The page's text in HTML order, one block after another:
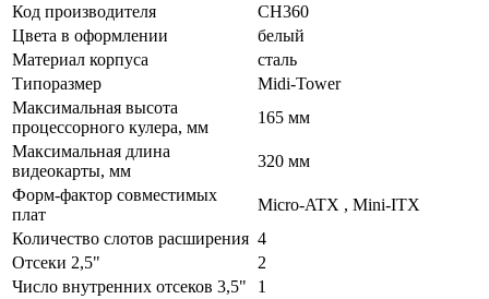
Код производителя
CH360
Цвета в оформлении
белый
Материал корпуса
сталь
Типоразмер
Midi-Tower
Максимальная высота
процессорного кулера, мм
165 мм
Максимальная длина
видеокарты, мм
320 мм
Форм-фактор совместимых
плат
Micro-ATX , Mini-ITX
Количество слотов расширения 4
Отсеки 2,5"
2
Число внутренних отсеков 3,5"
1